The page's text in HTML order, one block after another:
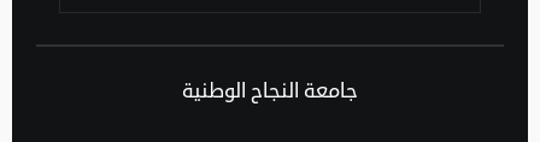
جامعة النجاح الوطنية